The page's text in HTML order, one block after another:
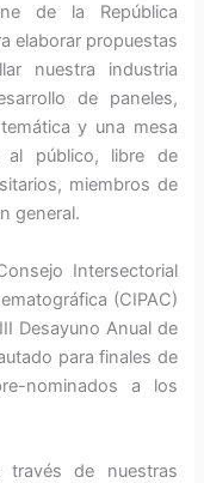
de la República
elaborar propuestas
nuestra industria
de paneles,
y una mesa
al público, libre de
miembros de
general.
Intersectorial
(CIPAC)
Desayuno Anual de
para finales de
nominados a los
través de nuestras